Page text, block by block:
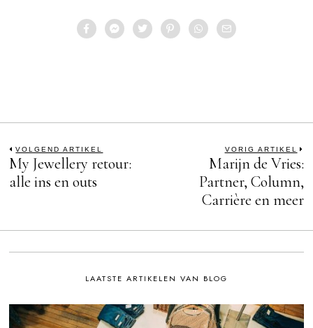
Bericht
navigatie
VOLGEND ARTIKEL
Previous
post:
My Jewellery retour:
alle ins en outs
VORIG ARTIKEL
Marijn de Vries:
Partner, Column,
Carrière en meer
LAATSTE ARTIKELEN VAN BLOG